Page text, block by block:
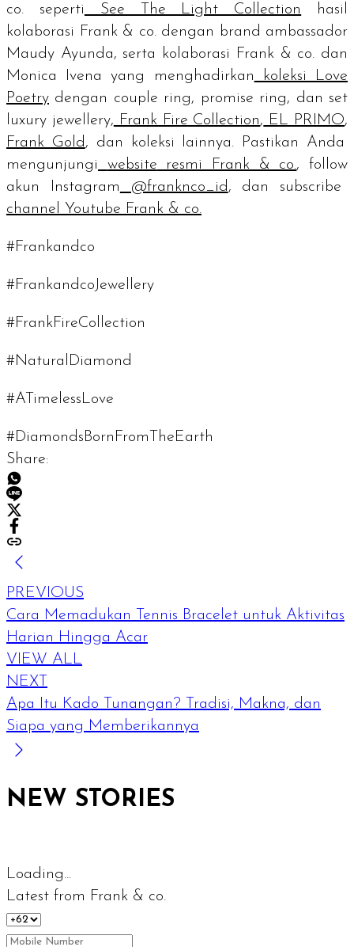
co. seperti See The Light Collection
hasil
kolaborasi Frank & co. dengan brand ambassador
Maudy Ayunda, serta kolaborasi Frank & co. dan
Monica Ivena yang menghadirkan koleksi Love
Poetry dengan couple ring, promise ring, dan set
luxury jewellery, Frank Fire Collection, EL PRIMO,
Frank Gold , dan koleksi lainnya. Pastikan Anda
mengunjungi
website resmi Frank & co.,follow
akun Instagram @franknco_id , dan subscribe
channel
Youtube Frank & co.
#Frankandco
#FrankandcoJewellery
#FrankFireCollection
#NaturalDiamond
#ATimelessLove
#DiamondsBornFromTheEarth
Share:
PREVIOUS
Cara Memadukan Tennis Bracelet untuk Aktivitas
Harian Hingga Acar
VIEW ALL
NEXT
Apa Itu Kado Tunangan? Tradisi, Makna, dan
Siapa yang Memberikannya
NEW STORIES
Loading...
Latest from Frank & co.